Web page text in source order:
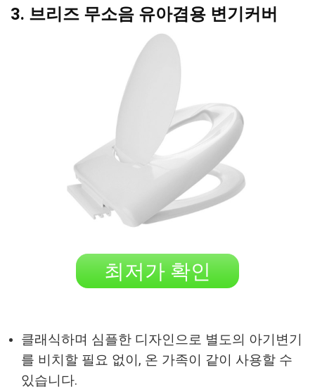
3. 브리즈 무소음 유아겸용 변기커버
최저가 확인
클래식하며 심플한 디자인으로 별도의 아기변기
를 비치할 필요 없이, 온 가족이 같이 사용할 수
있습니다.